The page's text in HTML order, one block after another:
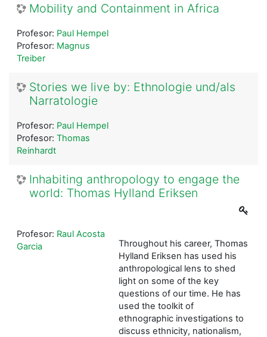
Mobility and Containment in Africa
Profesor: Paul Hempel
Profesor: Magnus
Treiber
Stories we live by: Ethnologie und/als
Narratologie
Profesor: Paul Hempel
Profesor: Thomas
Reinhardt
Inhabiting anthropology to engage the
world: Thomas Hylland Eriksen
Throughout his career, Thomas
Hylland Eriksen has used his
anthropological lens to shed
light on some of the key
questions of our time. He has
used the toolkit of
ethnographic investigations to
discuss ethnicity, nationalism,
Profesor: Raul Acosta
Garcia